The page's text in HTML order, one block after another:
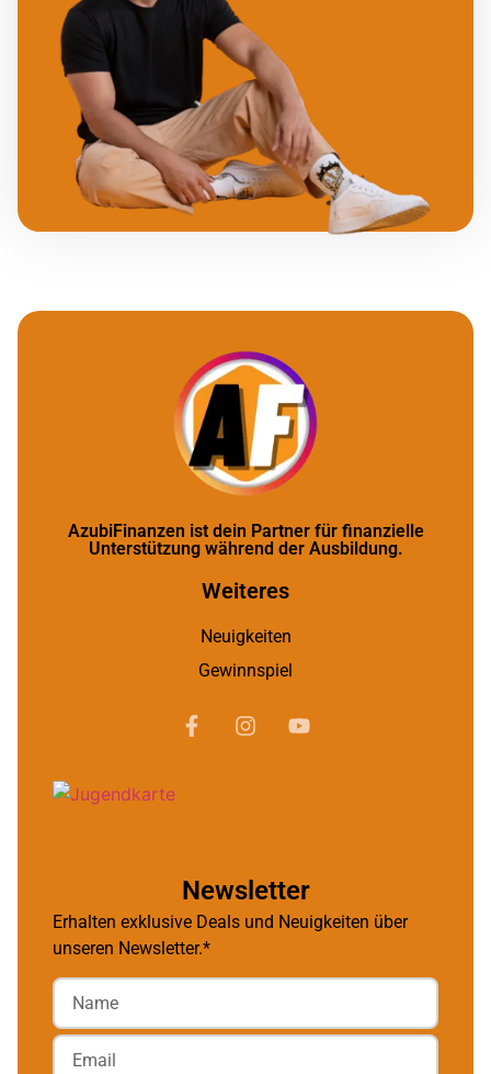
AzubiFinanzen ist dein Partner für finanzielle
Unterstützung während der Ausbildung.
Weiteres
Neuigkeiten
Gewinnspiel
Newsletter
Erhalten exklusive Deals und Neuigkeiten über
unseren Newsletter.*